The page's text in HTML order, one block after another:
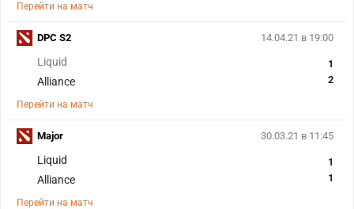
Перейти на матч
14.04.21 в 19:00
Liquid
Alliance
1
2
Перейти на матч
DPC S2
30.03.21 в 11:45
Liquid
Alliance
1
1
Перейти на матч
Major